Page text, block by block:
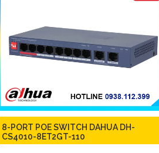
8-PORT POE SWITCH DAHUA DH-
CS4010-8ET2GT-110